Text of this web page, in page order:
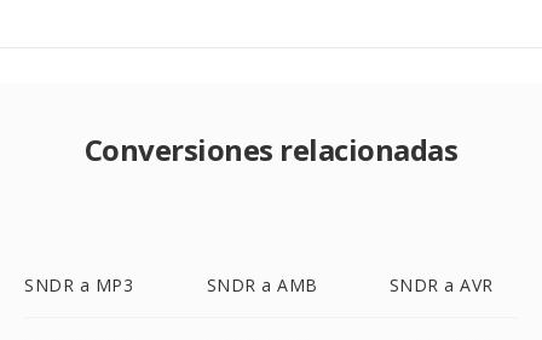
Conversiones relacionadas
SNDR a MP3 SNDR a AMB SNDR a AVR